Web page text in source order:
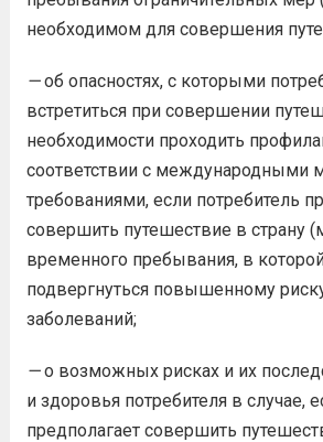
необходимом для совершения
—об опасностях, с которыми
встретиться при совершении
необходимости проходить
соответствии с международными
требованиями, если потребитель
совершить путешествие в страну
временного пребывания, в
подвергнуться повышенному
заболеваний;
—о возможных рисках и их
и здоровья потребителя в случае,
предполагает совершить